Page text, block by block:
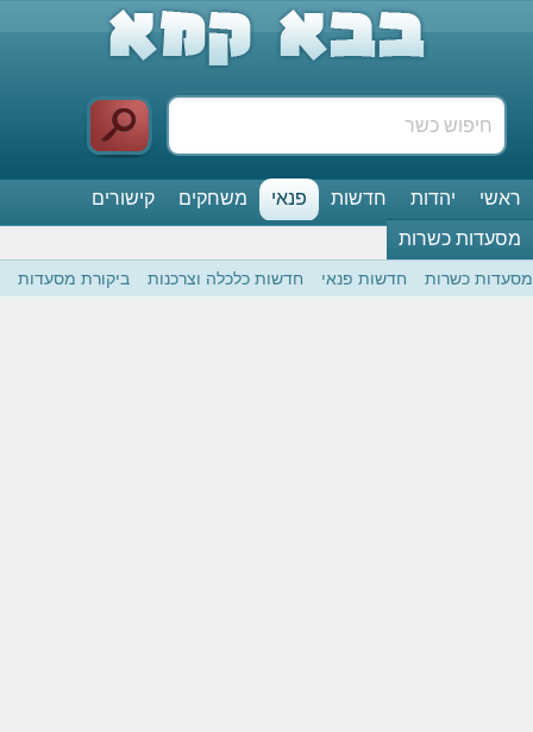
ראשי יהדות חדשות פנאי משחקים
קישורים
מסעדות כשרות
מסעדות כשרות חדשות פנאי חדשות כלכלה וצרכנות ביקורת מסעדות